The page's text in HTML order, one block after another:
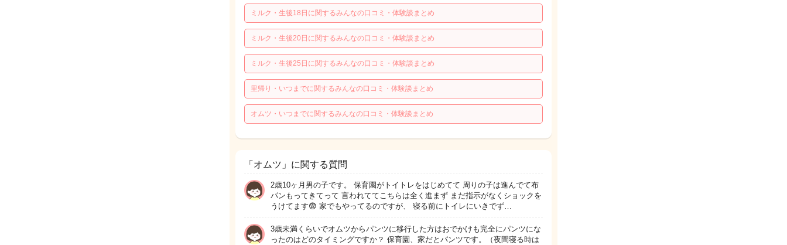
ミルク・生後18日に関するみんなの口コミ・体験談まとめ
ミルク・生後20日に関するみんなの口コミ・体験談まとめ
ミルク・生後25日に関するみんなの口コミ・体験談まとめ
里帰り・いつまでに関するみんなの口コミ・体験談まとめ
オムツ・いつまでに関するみんなの口コミ・体験談まとめ
「オムツ」に関する質問
2歳10ヶ月男の子です。 保育園がトイトレをはじめてて 周りの子は進んでて布
パンもってきてって 言われててこちらは全く進まず まだ指示がなくショックを
うけてます😨 家でもやってるのですが、 寝る前にトイレにいきでず…
3歳未満くらいでオムツからパンツに移行した方はおでかけも完全にパンツにな
ったのはどのタイミングですか？ 保育園、家だとパンツです。（夜間寝る時は